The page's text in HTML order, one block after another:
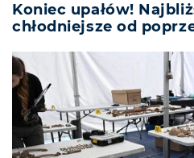
Koniec upałów!
chłodniejsze od